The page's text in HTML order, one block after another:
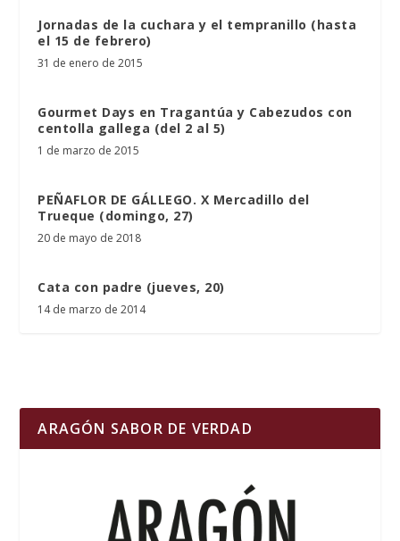
Jornadas de la cuchara y el tempranillo (hasta
el 15 de febrero)
31 de enero de 2015
Gourmet Days en Tragantúa y Cabezudos con
centolla gallega (del 2 al 5)
1 de marzo de 2015
PEÑAFLOR DE GÁLLEGO. X Mercadillo del
Trueque (domingo, 27)
20 de mayo de 2018
Cata con padre (jueves, 20)
14 de marzo de 2014
ARAGÓN SABOR DE VERDAD